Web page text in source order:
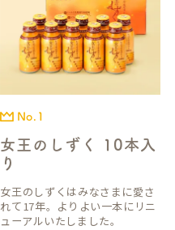
女王のしずく 10本入
り
No.1
女王のしずくはみなさまに愛さ
れて17年。よりよい一本にリニ
ューアルいたしました。